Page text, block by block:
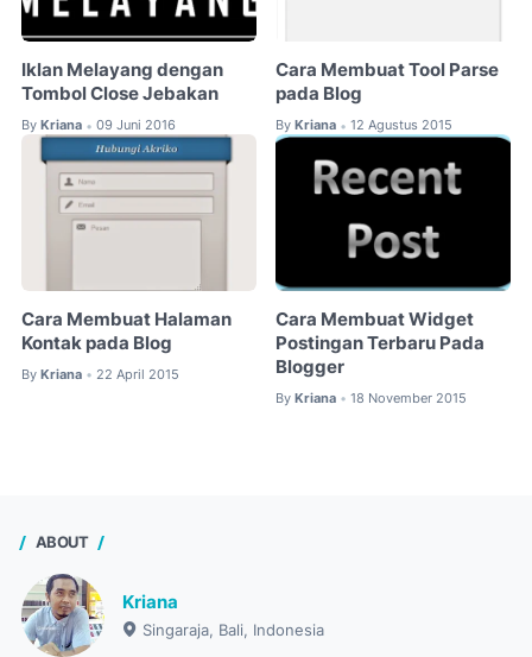
Iklan Melayang dengan
Tombol Close Jebakan
By Kriana • 09 Juni 2016
Cara Membuat Tool Parse
pada Blog
By Kriana • 12 Agustus 2015
Cara Membuat Halaman
Kontak pada Blog
By Kriana • 22 April 2015
Cara Membuat Widget
Postingan Terbaru Pada
Blogger
By Kriana • 18 November 2015
ABOUT
Kriana
Singaraja, Bali, Indonesia